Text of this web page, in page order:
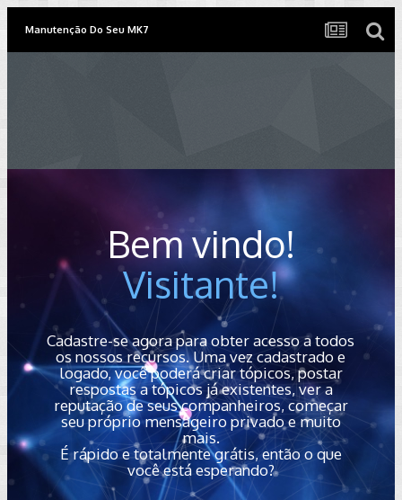
Manutenção Do Seu MK7
Bem vindo!
Visitante!
Cadastre-se agora para obter acesso a todos
os nossos recursos. Uma vez cadastrado e
logado, você poderá criar tópicos, postar
respostas a tópicos já existentes, ver a
reputação de seus companheiros, começar
seu próprio mensageiro privado e muito
mais.
É rápido e totalmente grátis, então o que
você está esperando?